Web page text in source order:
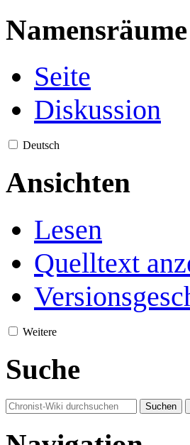
Namensräume
Seite
Diskussion
Deutsch
Ansichten
Lesen
Quelltext
Weitere
Suche